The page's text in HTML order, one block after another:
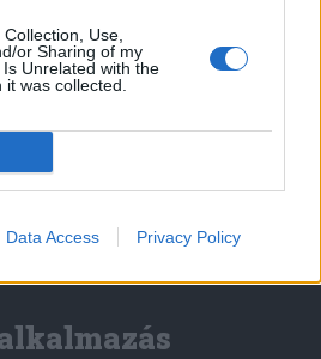
Use,
or Sharing of my
Unrelated with the
was collected.
Data Access Privacy Policy